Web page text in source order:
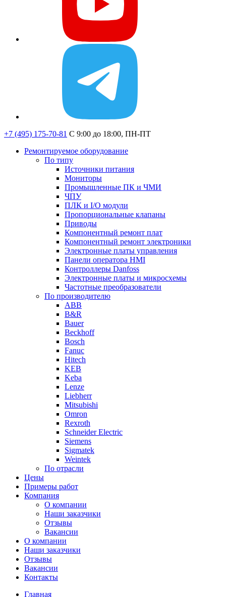
+7 (495) 175-70-81 C 9:00 до 18:00, ПН-ПТ
Ремонтируемое оборудование
По типу
Источники питания
Мониторы
Промышленные ПК и ЧМИ
ЧПУ
ПЛК и I/O модули
Пропорциональные клапаны
Приводы
Компонентный ремонт плат
Компонентный ремонт электроники
Электронные платы управления
Панели оператора HMI
Контроллеры Danfoss
Электронные платы и микросхемы
Частотные преобразователи
По производителю
ABB
B&R
Bauer
Beckhoff
Bosch
Fanuc
Hitech
KEB
Keba
Lenze
Liebherr
Mitsubishi
Omron
Rexroth
Schneider Electric
Siemens
Sigmatek
Weintek
По отрасли
Цены
Примеры работ
Компания
О компании
Наши заказчики
Отзывы
Вакансии
О компании
Наши заказчики
Отзывы
Вакансии
Контакты
Главная